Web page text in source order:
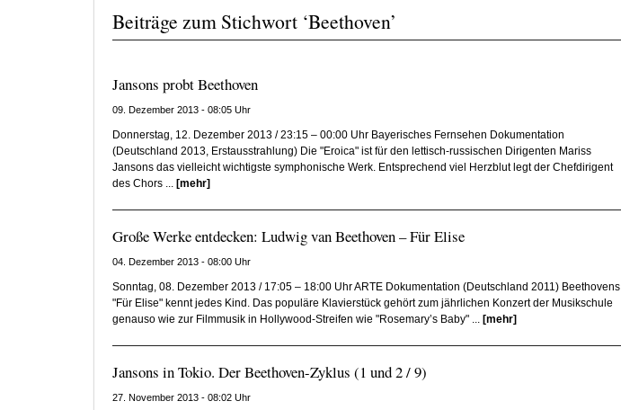
Beiträge zum Stichwort ‘Beethoven’
Jansons probt Beethoven
09. Dezember 2013 - 08:05 Uhr
Donnerstag, 12. Dezember 2013 / 23:15 – 00:00 Uhr Bayerisches Fernsehen Dokumentation
(Deutschland 2013, Erstausstrahlung) Die "Eroica" ist für den lettisch-russischen Dirigenten Mariss
Jansons das vielleicht wichtigste symphonische Werk. Entsprechend viel Herzblut legt der Chefdirigent
des Chors ... [mehr]
Große Werke entdecken: Ludwig van Beethoven – Für Elise
04. Dezember 2013 - 08:00 Uhr
Sonntag, 08. Dezember 2013 / 17:05 – 18:00 Uhr ARTE Dokumentation (Deutschland 2011) Beethovens
"Für Elise" kennt jedes Kind. Das populäre Klavierstück gehört zum jährlichen Konzert der Musikschule
genauso wie zur Filmmusik in Hollywood-Streifen wie "Rosemary’s Baby" ... [mehr]
Jansons in Tokio. Der Beethoven-Zyklus (1 und 2 / 9)
27. November 2013 - 08:02 Uhr